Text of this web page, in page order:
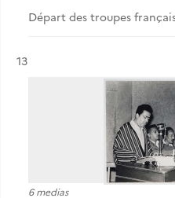
Départ des troupes
Résultat n°
13
6 medias